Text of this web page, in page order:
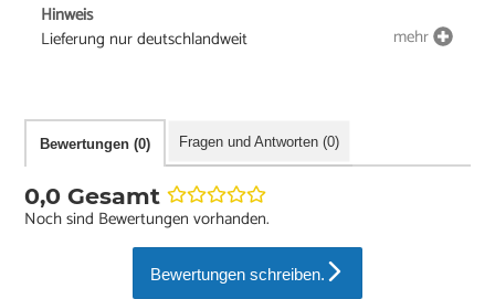
Hinweis
Lieferung nur deutschlandweit
mehr
Bewertungen (0) Fragen und Antworten (0)
0,0 Gesamt
Noch sind Bewertungen vorhanden.
Bewertungen schreiben.